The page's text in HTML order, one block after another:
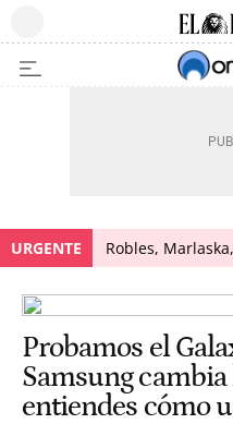
URGENTE Robles,
Probamos el
Samsung
entiendes cómo